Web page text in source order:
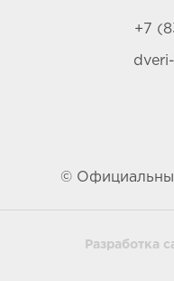
+7
©
Разработка